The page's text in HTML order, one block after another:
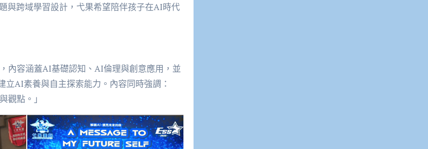
與跨域學習設計，弋果希望陪伴孩子在AI時代
內容涵蓋AI基礎認知、AI倫理與創意應用，並
AI素養與自主探索能力。內容同時強調：
觀點。」